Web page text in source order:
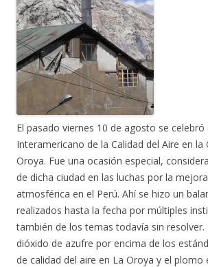
El pasado viernes 10 de agosto se celebró
Interamericano de la Calidad del Aire en la
Oroya. Fue una ocasión especial,
de dicha ciudad en las luchas por la
atmosférica en el Perú. Ahí se hizo un
realizados hasta la fecha por múltiples
también de los temas todavía sin resolver.
dióxido de azufre por encima de los
de calidad del aire en La Oroya y el plomo